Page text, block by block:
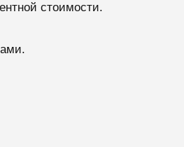
стоимости.